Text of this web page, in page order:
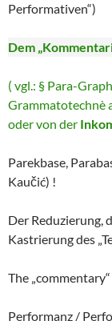
Performativen“)
Dem
( vgl.: § Para-
Grammatotechnè
oder von der
Parekbase,
Kaučić) !
Der Reduzierung,
Kastrierung des
The
Performanz /